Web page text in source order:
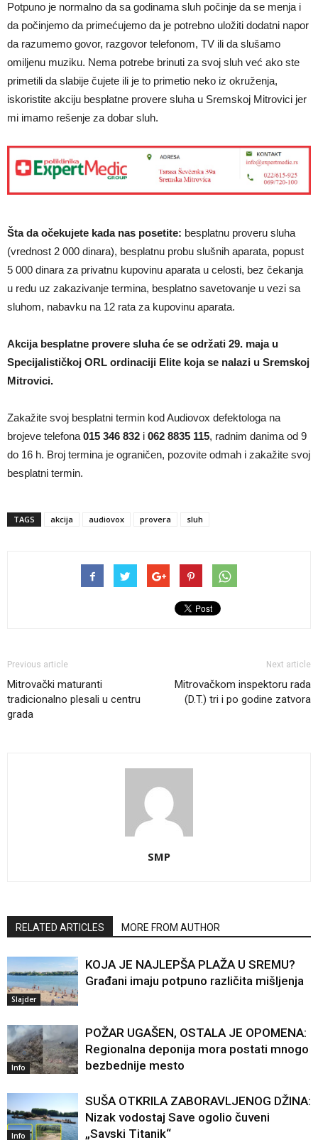
Potpuno je normalno da sa godinama sluh počinje da se menja i
da počinjemo da primećujemo da je potrebno uložiti dodatni napor
da razumemo govor, razgovor telefonom, TV ili da slušamo
omiljenu muziku. Nema potrebe brinuti za svoj sluh već ako ste
primetili da slabije čujete ili je to primetio neko iz okruženja,
iskoristite akciju besplatne provere sluha u Sremskoj Mitrovici jer
mi imamo rešenje za dobar sluh.
Šta da očekujete kada nas posetite: besplatnu proveru sluha
(vrednost 2 000 dinara), besplatnu probu slušnih aparata, popust
5 000 dinara za privatnu kupovinu aparata u celosti, bez čekanja
u redu uz zakazivanje termina, besplatno savetovanje u vezi sa
sluhom, nabavku na 12 rata za kupovinu aparata.
Akcija besplatne provere sluha će se održati 29. maja u
Specijalističkoj ORL ordinaciji Elite koja se nalazi u Sremskoj
Mitrovici.
Zakažite svoj besplatni termin kod Audiovox defektologa na
brojeve telefona 015 346 832 i 062 8835 115, radnim danima od 9
do 16 h. Broj termina je ograničen, pozovite odmah i zakažite svoj
besplatni termin.
TAGS akcija audiovox provera sluh
Previous article
Mitrovački maturanti
tradicionalno plesali u centru
grada
Next article
Mitrovačkom inspektoru rada
(D.T.) tri i po godine zatvora
SMP
RELATED ARTICLES MORE FROM AUTHOR
Slajder
KOJA JE NAJLEPŠA PLAŽA U SREMU?
Građani imaju potpuno različita mišljenja
Info
POŽAR UGAŠEN, OSTALA JE OPOMENA:
Regionalna deponija mora postati mnogo
bezbednije mesto
Info
SUŠA OTKRILA ZABORAVLJENOG DŽINA:
Nizak vodostaj Save ogolio čuveni
„Savski Titanik“